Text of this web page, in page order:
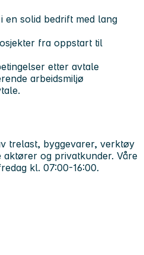
en solid bedrift med lang
fra oppstart til
etter avtale
arbeidsmiljø
trelast, byggevarer, verktøy
og privatkunder. Våre
kl. 07:00-16:00.